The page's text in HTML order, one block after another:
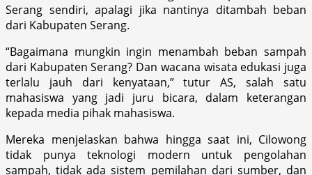
Serang sendiri, apalagi jika nantinya ditambah beban
dari Kabupaten Serang.
“Bagaimana mungkin ingin menambah beban sampah
dari Kabupaten Serang? Dan wacana wisata edukasi juga
terlalu jauh dari kenyataan,” tutur AS, salah satu
mahasiswa yang jadi juru bicara, dalam keterangan
kepada media pihak mahasiswa.
Mereka menjelaskan bahwa hingga saat ini, Cilowong
tidak punya teknologi modern untuk pengolahan
sampah, tidak ada sistem pemilahan dari sumber, dan